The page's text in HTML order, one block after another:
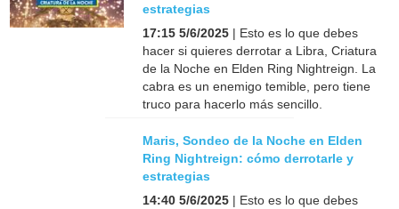
estrategias
17:15 5/6/2025 | Esto es lo que debes
hacer si quieres derrotar a Libra, Criatura
de la Noche en Elden Ring Nightreign. La
cabra es un enemigo temible, pero tiene
truco para hacerlo más sencillo.
Maris, Sondeo de la Noche en Elden
Ring Nightreign: cómo derrotarle y
estrategias
14:40 5/6/2025 | Esto es lo que debes